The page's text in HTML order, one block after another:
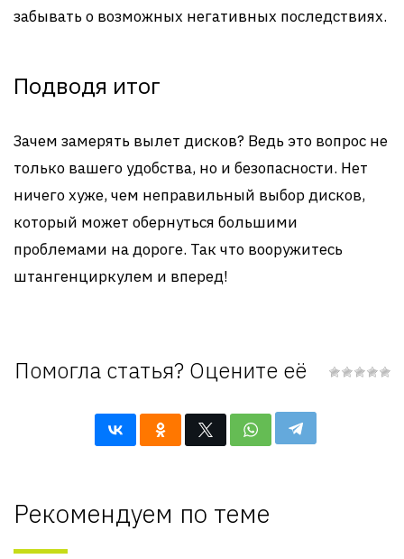
забывать о возможных негативных последствиях.
Подводя итог
Зачем замерять вылет дисков? Ведь это вопрос не
только вашего удобства, но и безопасности. Нет
ничего хуже, чем неправильный выбор дисков,
который может обернуться большими
проблемами на дороге. Так что вооружитесь
штангенциркулем и вперед!
Помогла статья? Оцените её
Рекомендуем по теме